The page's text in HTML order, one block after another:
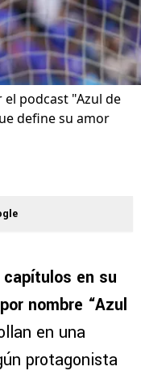
el podcast "Azul de
define su amor
en su
nombre “Azul
en una
protagonista